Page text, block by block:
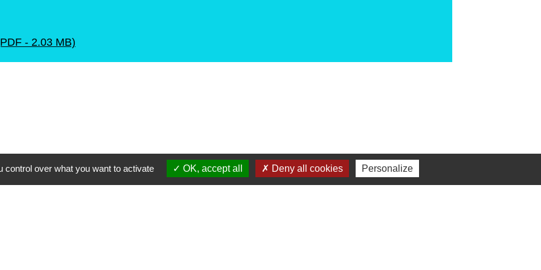
- 2.03 MB)
over what you want to activate OK, accept all Deny all cookies Personalize